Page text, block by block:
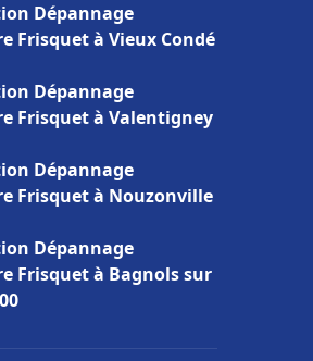
Dépannage
Frisquet à Vieux Condé
Dépannage
Frisquet à Valentigney
Dépannage
Frisquet à Nouzonville
Dépannage
Frisquet à Bagnols sur